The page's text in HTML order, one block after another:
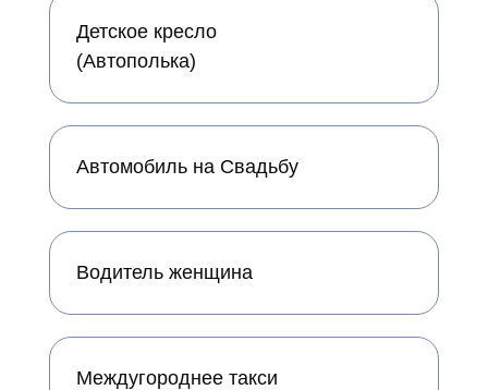
Детское кресло
(Автополька)
Автомобиль на Свадьбу
Водитель женщина
Междугороднее такси